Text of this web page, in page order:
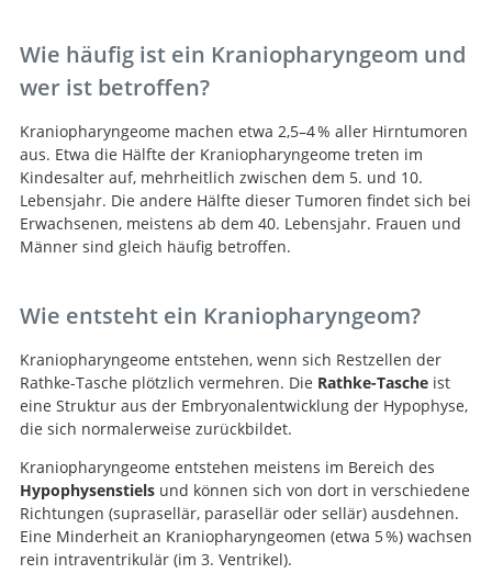
Wie häufig ist ein Kraniopharyngeom und
wer ist betroffen?
Kraniopharyngeome machen etwa 2,5–4 % aller Hirntumoren
aus. Etwa die Hälfte der Kraniopharyngeome treten im
Kindesalter auf, mehrheitlich zwischen dem 5. und 10.
Lebensjahr. Die andere Hälfte dieser Tumoren findet sich bei
Erwachsenen, meistens ab dem 40. Lebensjahr. Frauen und
Männer sind gleich häufig betroffen.
Wie entsteht ein Kraniopharyngeom?
Kraniopharyngeome entstehen, wenn sich Restzellen der
Rathke-Tasche plötzlich vermehren. Die Rathke-Tascheist
eine Struktur aus der Embryonalentwicklung der Hypophyse,
die sich normalerweise zurückbildet.
Kraniopharyngeome entstehen meistens im Bereich des
Hypophysenstiels und können sich von dort in verschiedene
Richtungen (suprasellär, parasellär oder sellär) ausdehnen.
Eine Minderheit an Kraniopharyngeomen (etwa 5 %) wachsen
rein intraventrikulär (im 3. Ventrikel).